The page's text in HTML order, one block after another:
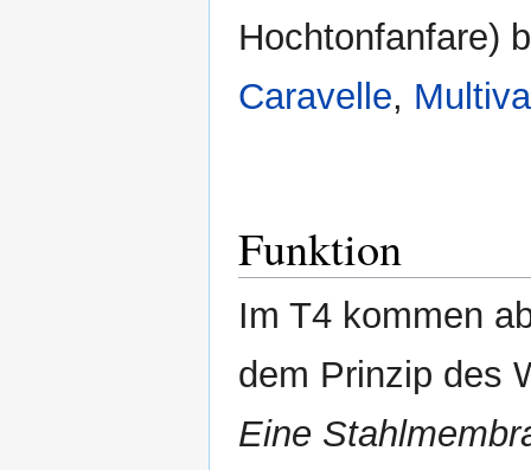
Hochtonfanfare)
Caravelle,
Funktion
Im T4 kommen
dem Prinzip des
Eine